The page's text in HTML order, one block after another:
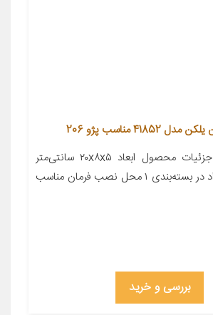
مناسب پژو 206
معرفی محصول جزئیات محصول ابعاد ۲۰x۸x۵ سانتی‌متر
وزن ۲۰۲ گرم تعداد در بسته‌بندی ۱ محل نصب فرمان مناسب
بررسی و خرید